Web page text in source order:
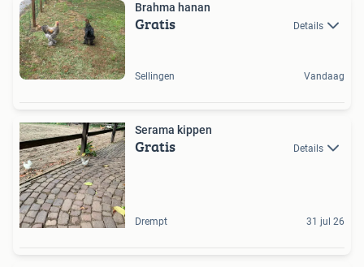
Brahma hanan
Gratis Details
Sellingen Vandaag
Serama kippen
Gratis Details
Drempt 31 jul 26